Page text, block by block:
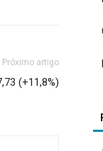
Próximo artigo
(+11,8%)